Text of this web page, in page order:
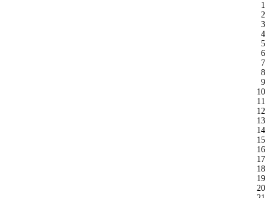
1
2
3
4
5
6
7
8
9
10
11
12
13
14
15
16
17
18
19
20